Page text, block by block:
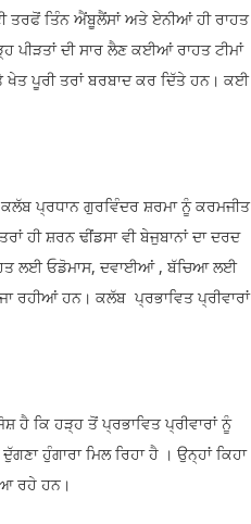
ਤਰਫੋਂ ਤਿੰਨ ਐਂਬੂਲੈਂਸਾਂ ਅਤੇ ਏਨੀਆਂ ਹੀ ਰਾਹਤ
ਦੀ ਸਾਰ ਲੈਣ ਕਈਆਂ ਰਾਹਤ ਟੀਮਾਂ
ਪੂਰੀ ਤਰਾਂ ਬਰਬਾਦ ਕਰ ਦਿੱਤੇ ਹਨ। ਕਈ
ਪ੍ਰਧਾਨ ਗੁਰਵਿੰਦਰ ਸ਼ਰਮਾ ਨੂੰ ਕਰਮਜੀਤ
ਸ਼ਰਨ ਢੀਂਡਸਾ ਵੀ ਬੇਜੁਬਾਨਾਂ ਦਾ ਦਰਦ
ਲਈ ਓਡੋਮਾਸ, ਦਵਾਈਆਂ , ਬੱਚਿਆ ਲਈ
ਰਹੀਆਂ ਹਨ। ਕਲੱਬ ਪ੍ਰਭਾਵਿਤ ਪ੍ਰੀਵਾਰਾਂ
ਹੈ ਕਿ ਹੜ੍ਹ ਤੋਂ ਪ੍ਰਭਾਵਿਤ ਪ੍ਰੀਵਾਰਾਂ ਨੂੰ
ਹੁੰਗਾਰਾ ਮਿਲ ਰਿਹਾ ਹੈ । ਉਨ੍ਹਾਂ ਕਿਹਾ
ਰਹੇ ਹਨ।